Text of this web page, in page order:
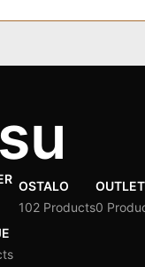
OSTALO
102 Products
OUTLET
0